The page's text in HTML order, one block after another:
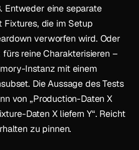
Entweder eine separate
Fixtures, die im Setup
verworfen wird. Oder
reine Charakterisieren –
Instanz mit einem
Die Aussage des Tests
von „Production-Daten X
Daten X liefern Y“. Reicht
zu pinnen.